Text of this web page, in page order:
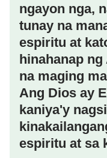
ngayon nga,
tunay na
espiritu at
hinahanap
na maging
Ang Dios ay
kaniya'y
espiritu at sa